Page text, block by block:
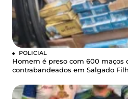
POLICIAL
Homem é preso com 600 maços
contrabandeados em Salgado